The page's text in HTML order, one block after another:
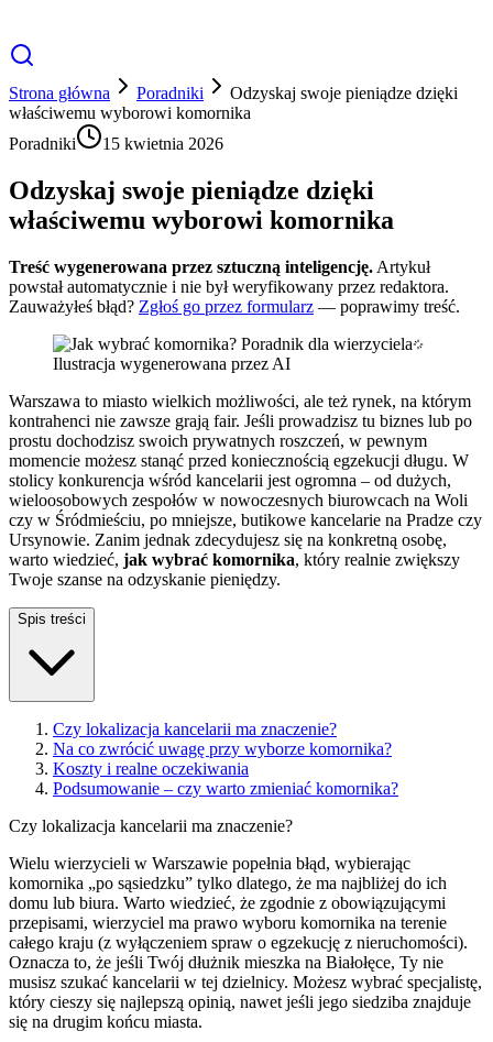
Strona główna Poradniki
Odzyskaj swoje pieniądze dzięki
właściwemu wyborowi komornika
Poradniki
15 kwietnia 2026
Odzyskaj swoje pieniądze dzięki
właściwemu wyborowi komornika
Treść wygenerowana przez sztuczną inteligencję. Artykuł
powstał automatycznie i nie był weryfikowany przez redaktora.
Zauważyłeś błąd? Zgłoś go przez formularz — poprawimy treść.
Ilustracja wygenerowana przez AI
Warszawa to miasto wielkich możliwości, ale też rynek, na którym
kontrahenci nie zawsze grają fair. Jeśli prowadzisz tu biznes lub po
prostu dochodzisz swoich prywatnych roszczeń, w pewnym
momencie możesz stanąć przed koniecznością egzekucji długu. W
stolicy konkurencja wśród kancelarii jest ogromna – od dużych,
wieloosobowych zespołów w nowoczesnych biurowcach na Woli
czy w Śródmieściu, po mniejsze, butikowe kancelarie na Pradze czy
Ursynowie. Zanim jednak zdecydujesz się na konkretną osobę,
warto wiedzieć, jak wybrać komornika, który realnie zwiększy
Twoje szanse na odzyskanie pieniędzy.
Spis treści
Czy lokalizacja kancelarii ma znaczenie?
Na co zwrócić uwagę przy wyborze komornika?
Koszty i realne oczekiwania
Podsumowanie – czy warto zmieniać komornika?
Czy lokalizacja kancelarii ma znaczenie?
Wielu wierzycieli w Warszawie popełnia błąd, wybierając
komornika „po sąsiedzku” tylko dlatego, że ma najbliżej do ich
domu lub biura. Warto wiedzieć, że zgodnie z obowiązującymi
przepisami, wierzyciel ma prawo wyboru komornika na terenie
całego kraju (z wyłączeniem spraw o egzekucję z nieruchomości).
Oznacza to, że jeśli Twój dłużnik mieszka na Białołęce, Ty nie
musisz szukać kancelarii w tej dzielnicy. Możesz wybrać specjalistę,
który cieszy się najlepszą opinią, nawet jeśli jego siedziba znajduje
się na drugim końcu miasta.